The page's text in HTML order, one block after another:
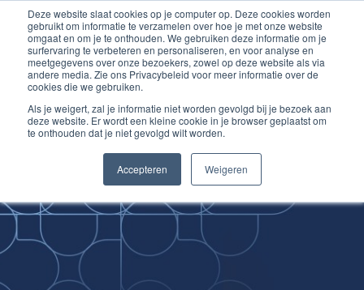
Deze website slaat cookies op je computer op. Deze cookies worden
gebruikt om informatie te verzamelen over hoe je met onze website
omgaat en om je te onthouden. We gebruiken deze informatie om je
surfervaring te verbeteren en personaliseren, en voor analyse en
meetgegevens over onze bezoekers, zowel op deze website als via
andere media. Zie ons Privacybeleid voor meer informatie over de
cookies die we gebruiken.
Als je weigert, zal je informatie niet worden gevolgd bij je bezoek aan
deze website. Er wordt een kleine cookie in je browser geplaatst om
te onthouden dat je niet gevolgd wilt worden.
Accepteren Weigeren
Inloggen account
Ga
naar
de
inhoud
Improving
Medical Skills